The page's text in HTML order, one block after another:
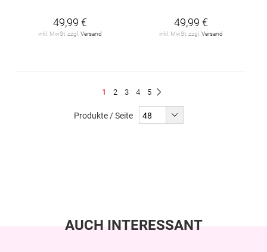
49,99 €
inkl. MwSt. zzgl. Versand
49,99 €
inkl. MwSt. zzgl. Versand
Du
1 Seite
2 Seite
3 Seite
4 Seite
5
Produkte / Seite
AUCH INTERESSANT